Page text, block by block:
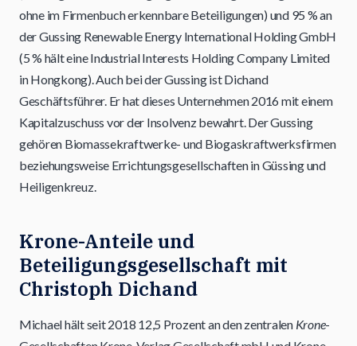
ohne im Firmenbuch erkennbare Beteiligungen) und 95 % an
der Gussing Renewable Energy International Holding GmbH
(5 % hält eine Industrial Interests Holding Company Limited
in Hongkong). Auch bei der Gussing ist Dichand
Geschäftsführer. Er hat dieses Unternehmen 2016 mit einem
Kapitalzuschuss vor der Insolvenz bewahrt. Der Gussing
gehören Biomassekraftwerke- und Biogaskraftwerksfirmen
beziehungsweise Errichtungsgesellschaften in Güssing und
Heiligenkreuz.
Krone-Anteile und
Beteiligungsgesellschaft mit
Christoph Dichand
Michael hält seit 2018 12,5 Prozent an den zentralen Krone-